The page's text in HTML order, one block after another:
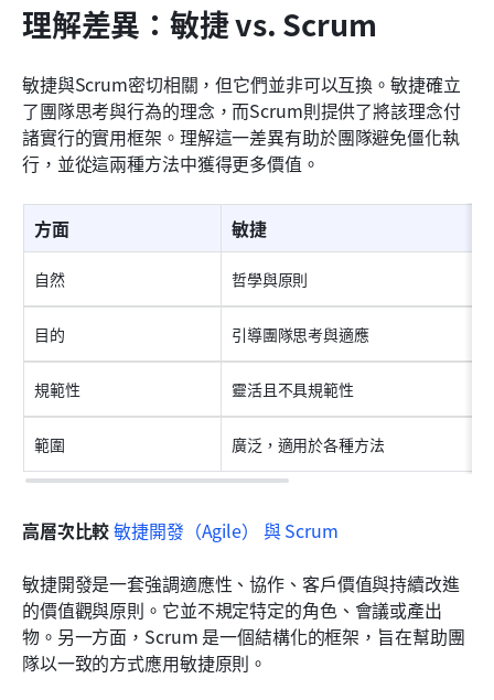
理解差異：敏捷 vs. Scrum
敏捷與Scrum密切相關，但它們並非可以互換。敏捷確立
了團隊思考與行為的理念，而Scrum則提供了將該理念付
諸實行的實用框架。理解這一差異有助於團隊避免僵化執
行，並從這兩種方法中獲得更多價值。
方面 敏捷
自然 哲學與原則
目的 引導團隊思考與適應
規範性 靈活且不具規範性
範圍 廣泛，適用於各種方法
高層次比較 敏捷開發（Agile） 與 Scrum
敏捷開發是一套強調適應性、協作、客戶價值與持續改進
的價值觀與原則。它並不規定特定的角色、會議或產出
物。另一方面，Scrum 是一個結構化的框架，旨在幫助團
隊以一致的方式應用敏捷原則。